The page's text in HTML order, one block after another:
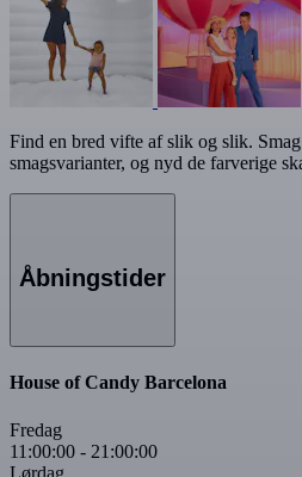
Find en bred vifte af slik og slik.
smagsvarianter, og nyd de farverige
Åbningstider
House of Candy Barcelona
Fredag
11:00:00 - 21:00:00
Lørdag